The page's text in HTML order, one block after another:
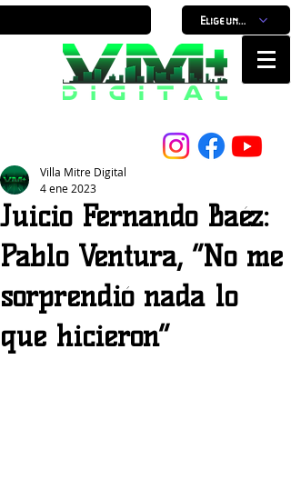
Elige un horario
Juicio Fernando Baéz:
Pablo Ventura, “No me
sorprendió nada lo
que hicieron”
Villa Mitre Digital
4 ene 2023